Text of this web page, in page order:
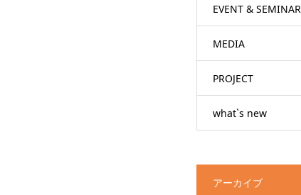
EVENT & SEMINAR
MEDIA
PROJECT
what`s new
アーカイブ